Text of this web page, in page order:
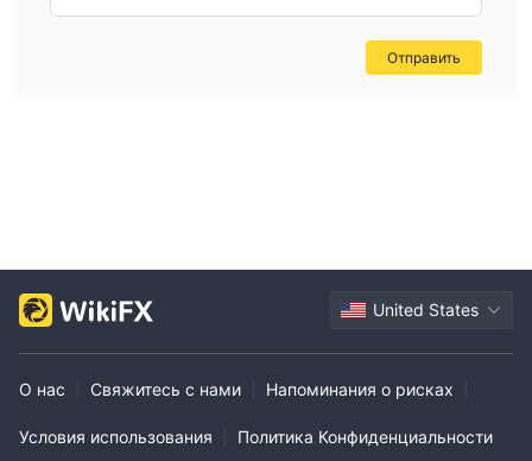
Отправить
United States
О нас Свяжитесь с нами Напоминания о рисках
Условия использования Политика Конфиденциальности